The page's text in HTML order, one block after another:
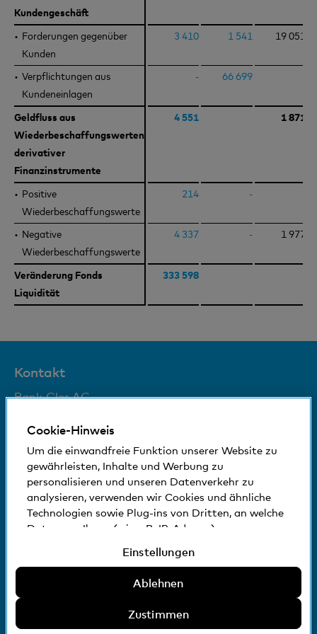
Kundengeschäft
Forderungen gegenüber
Kunden
3 410 1 541 19 051
Verpflichtungen aus
Kundeneinlagen
- 66 699
Geldfluss aus
Wiederbeschaffungswerten
derivativer
Finanzinstrumente
4 551 1 871
Positive
Wiederbeschaffungswerte
214 -
Negative
Wiederbeschaffungswerte
4 337 - 1 977
Veränderung Fonds
Liquidität
333 598
Kundengeschäft
Forderungen gegenüber
Kunden
Verpflichtungen aus
Kundeneinlagen
Geldfluss aus
Wiederbeschaffungswerten
derivativer
Finanzinstrumente
Positive
Wiederbeschaffungswerte
Negative
Wiederbeschaffungswerte
Veränderung Fonds
Liquidität
Kontakt
Bank Cler AG
4002 Basel
0800 88 99 66
Folgen Sie uns auf
© Bank Cler AG
Rechtliche Bedingungen und Hinweise
Datenschutzerklärung
Impressum
Cookie-Hinweis
Um die einwandfreie Funktion unserer Website zu
gewährleisten, Inhalte und Werbung zu
personalisieren und unseren Datenverkehr zu
analysieren, verwenden wir Cookies und ähnliche
Technologien sowie Plug-ins von Dritten, an welche
Daten von Ihnen (wie z.B. IP-Adresse)
werden können. Sie können der Verwendung von
Technologien, Plug-ins von Dritten und der damit
zustimmen, sie ablehnen oder Einstellungen
Einstellungen
Ablehnen
Zustimmen